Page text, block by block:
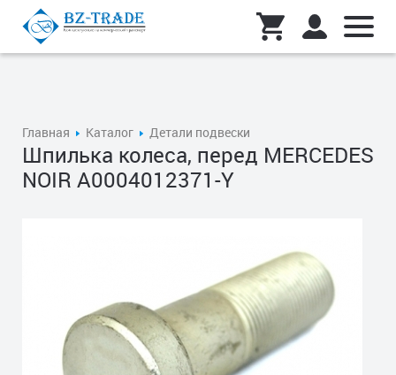
Главная Каталог Детали подвески
Шпилька колеса, перед MERCEDES
NOIR A0004012371-Y